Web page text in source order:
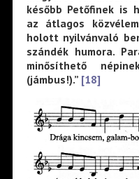
később Petőfinek is
az átlagos
holott nyilvánvaló
szándék humora.
minősíthető
(jámbus!).” [18]